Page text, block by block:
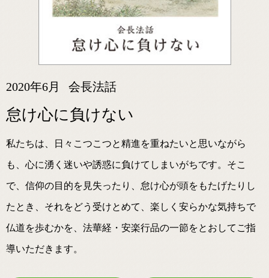
2020年6月 会長法話
怠け心に負けない
私たちは、日々こつこつと精進を重ねたいと思いながら
も、心に湧く迷いや誘惑に負けてしまいがちです。そこ
で、信仰の目的を見失ったり、怠け心が頭をもたげたりし
たとき、それをどう受けとめて、楽しく安らかな気持ちで
仏道を歩むかを、法華経・安楽行品の一節をとおしてご指
導いただきます。